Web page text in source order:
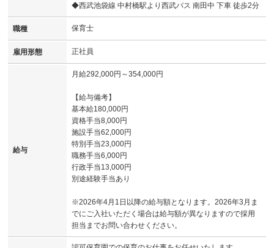
◆西武池袋線 中村橋駅より西武バス 南田中 下車 徒歩2分
職種 保育士
雇用形態 正社員
給与
月給292,000円～354,000円
【給与備考】
基本給180,000円
資格手当8,000円
施設手当62,000円
特別手当23,000円
職務手当6,000円
行政手当13,000円
別途経験手当あり
※2026年4月1日以降の給与額となります。2026年3月ま
でにご入社いただく場合は給与額が異なりますので採用
担当までお問い合わせください。